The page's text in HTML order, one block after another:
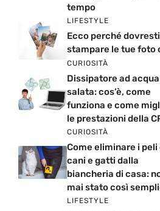
tempo
LIFESTYLE
Ecco perché dovresti
stampare le tue foto
CURIOSITÀ
Dissipatore ad acqua
salata: cos’è, come
funziona e come
le prestazioni della
CURIOSITÀ
Come eliminare i peli
cani e gatti dalla
biancheria di casa:
mai stato così
LIFESTYLE